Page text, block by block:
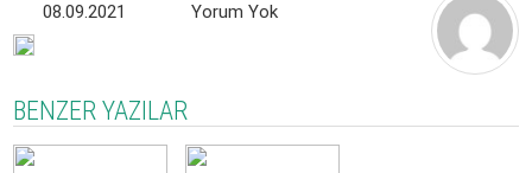
08.09.2021 Yorum Yok
BENZER YAZILAR